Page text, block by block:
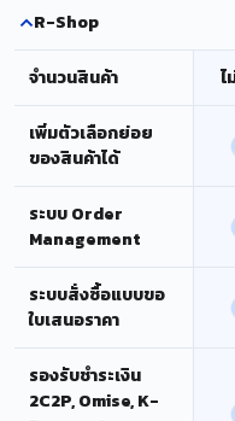
R-Shop
จำนวนสินค้า ไ
เพิ่มตัวเลือกย่อย
ของสินค้าได้
ระบบ Order
Management
ระบบสั่งซื้อแบบขอ
ใบเสนอราคา
รองรับชำระเงิน
2C2P, Omise, K-